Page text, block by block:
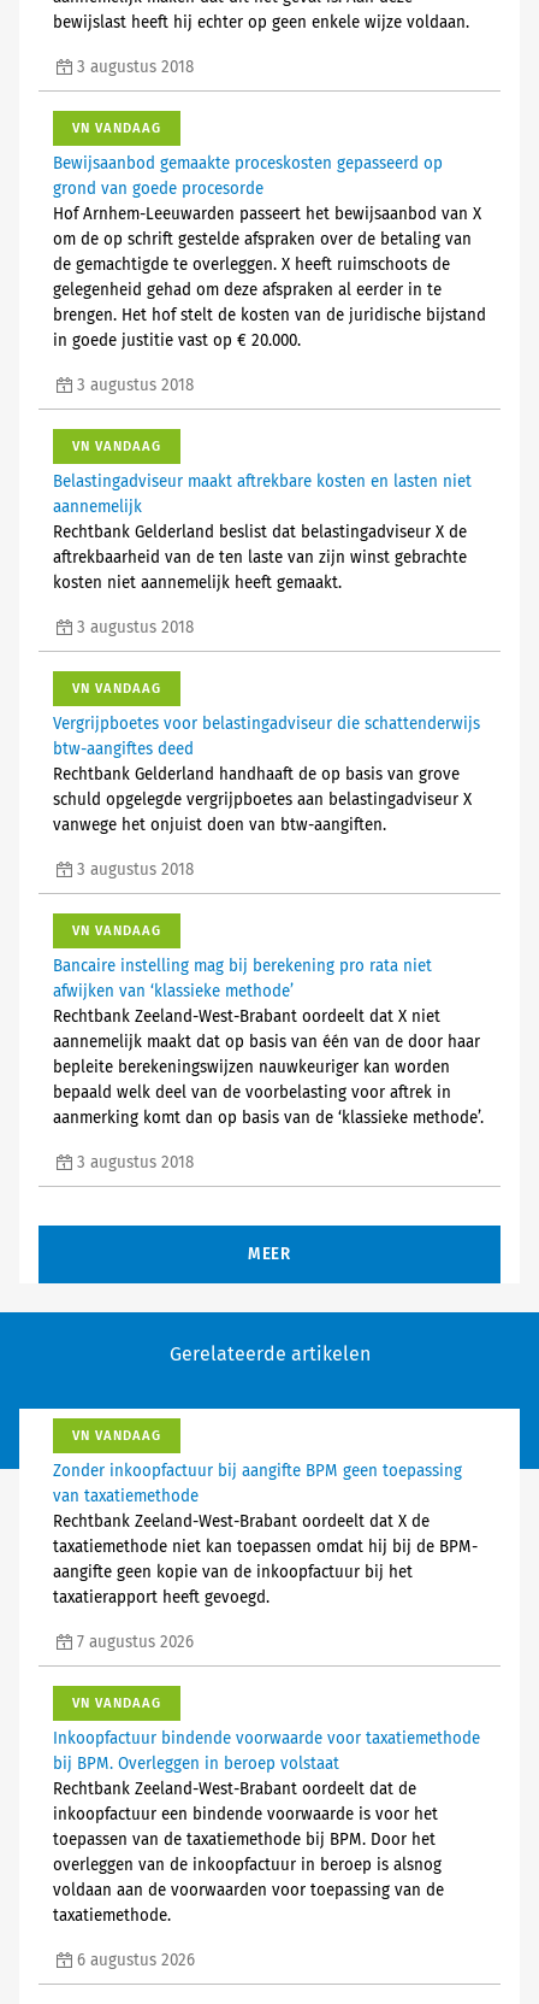
bewijslast heeft hij echter op geen enkele wijze voldaan.
3 augustus 2018
VN VANDAAG
Bewijsaanbod gemaakte proceskosten gepasseerd op
grond van goede procesorde
Hof Arnhem-Leeuwarden passeert het bewijsaanbod van X
om de op schrift gestelde afspraken over de betaling van
de gemachtigde te overleggen. X heeft ruimschoots de
gelegenheid gehad om deze afspraken al eerder in te
brengen. Het hof stelt de kosten van de juridische bijstand
in goede justitie vast op € 20.000.
3 augustus 2018
VN VANDAAG
Belastingadviseur maakt aftrekbare kosten en lasten niet
aannemelijk
Rechtbank Gelderland beslist dat belastingadviseur X de
aftrekbaarheid van de ten laste van zijn winst gebrachte
kosten niet aannemelijk heeft gemaakt.
3 augustus 2018
VN VANDAAG
Vergrijpboetes voor belastingadviseur die schattenderwijs
btw-aangiftes deed
Rechtbank Gelderland handhaaft de op basis van grove
schuld opgelegde vergrijpboetes aan belastingadviseur X
vanwege het onjuist doen van btw-aangiften.
3 augustus 2018
VN VANDAAG
Bancaire instelling mag bij berekening pro rata niet
afwijken van ‘klassieke methode’
Rechtbank Zeeland-West-Brabant oordeelt dat X niet
aannemelijk maakt dat op basis van één van de door haar
bepleite berekeningswijzen nauwkeuriger kan worden
bepaald welk deel van de voorbelasting voor aftrek in
aanmerking komt dan op basis van de ‘klassieke methode’.
3 augustus 2018
MEER
Gerelateerde artikelen
VN VANDAAG
Zonder inkoopfactuur bij aangifte BPM geen toepassing
van taxatiemethode
Rechtbank Zeeland-West-Brabant oordeelt dat X de
taxatiemethode niet kan toepassen omdat hij bij de BPM-
aangifte geen kopie van de inkoopfactuur bij het
taxatierapport heeft gevoegd.
7 augustus 2026
VN VANDAAG
Inkoopfactuur bindende voorwaarde voor taxatiemethode
bij BPM. Overleggen in beroep volstaat
Rechtbank Zeeland-West-Brabant oordeelt dat de
inkoopfactuur een bindende voorwaarde is voor het
toepassen van de taxatiemethode bij BPM. Door het
overleggen van de inkoopfactuur in beroep is alsnog
voldaan aan de voorwaarden voor toepassing van de
taxatiemethode.
6 augustus 2026